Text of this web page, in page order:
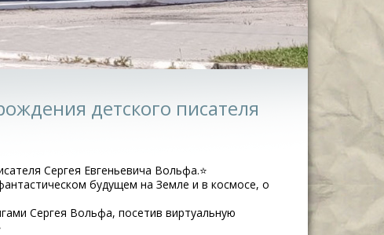
детского писателя
Сергея Евгеньевича Вольфа.⭐
будущем на Земле и в космосе, о
Сергея Вольфа, посетив виртуальную